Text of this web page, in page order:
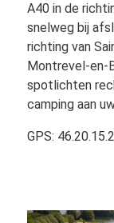
A40 in de
snelweg bij
richting van
Montrevel-en-
spotlichten
camping aan
GPS: